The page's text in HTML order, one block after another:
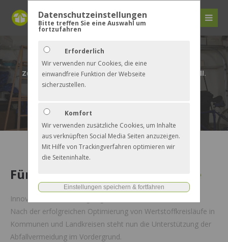
Zu schade für den Sperrmüll? Aber die Garage ist voll.
Verschenken oder tauschen statt wegwerfen. Einfach per App und immer dabei.
Für Landkreise
Innovativ und nachhaltig zugleich.
Nach der erfolgreichen Optimierung von Wertstoffkreisläufe in
Kommunen und Landkreisen steht nun die Unterstützung der
Abfallvermeidung im Vordergrund.
Datenschutzeinstellungen
Bitte treffen Sie eine Auswahl um
fortzufahren
Erforderlich
Wir verwenden nur Cookies, die eine
einwandfreie Funktion der Webseite
sicherzustellen.
Komfort
Wir verwenden zusätzliche Cookies, um Inhalte
aus verknüpften Social Media Seiten anzuzeigen.
Mit Hilfe von Trackingverfahren optimieren wir
die Seiteninhalte.